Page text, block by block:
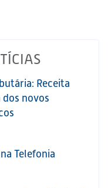
Receita
novos
Telefonia